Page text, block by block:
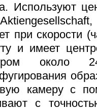
Используют
при скорости
и имеет
камеру с
с